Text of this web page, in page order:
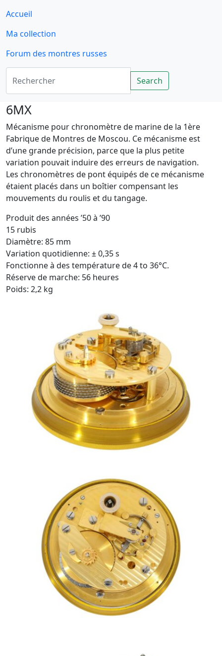
Accueil
Ma collection
Forum des montres russes
Rechercher
Search
6MX
Mécanisme pour chronomètre de marine de la 1ère
Fabrique de Montres de Moscou. Ce mécanisme est
d’une grande précision, parce que la plus petite
variation pouvait induire des erreurs de navigation.
Les chronomètres de pont équipés de ce mécanisme
étaient placés dans un boîtier compensant les
mouvements du roulis et du tangage.
Produit des années ’50 à ’90
15 rubis
Diamètre: 85 mm
Variation quotidienne: ± 0,35 s
Fonctionne à des température de 4 to 36°C.
Réserve de marche: 56 heures
Poids: 2,2 kg